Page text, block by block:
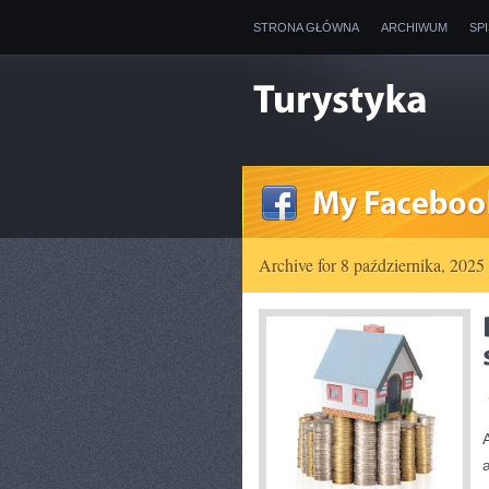
STRONA GŁÓWNA ARCHIWUM
Archive for 8 października, 2025